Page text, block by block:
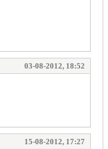
03-08-2012, 18:52
15-08-2012, 17:27